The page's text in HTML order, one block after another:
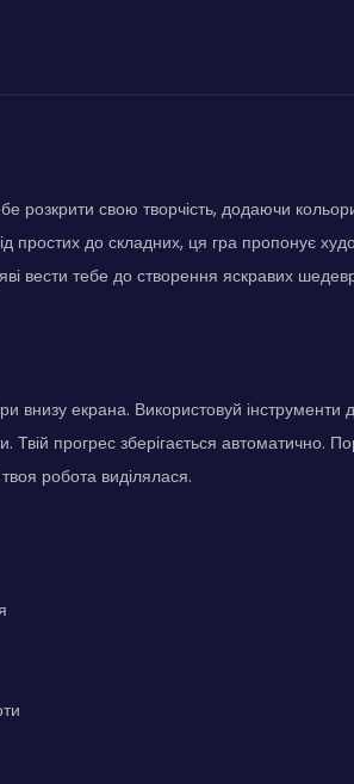
свою творчість, додаючи
простих до складних, ця гра пропонує
вести тебе до створення яскравих
внизу екрана. Використовуй інструменти
прогрес зберігається автоматично.
робота виділялася.